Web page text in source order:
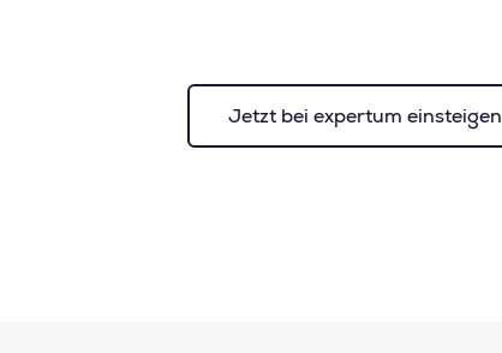
Jetzt bei expertum einsteigen